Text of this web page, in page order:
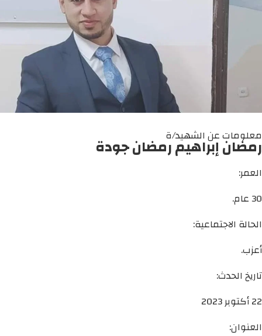
معلومات عن الشهيد/ة
رمضان إبراهيم رمضان جودة
العمر:
30 عام.
الحالة الاجتماعية:
أعزب.
تاريخ الحدث:
22 أكتوبر 2023
العنوان: